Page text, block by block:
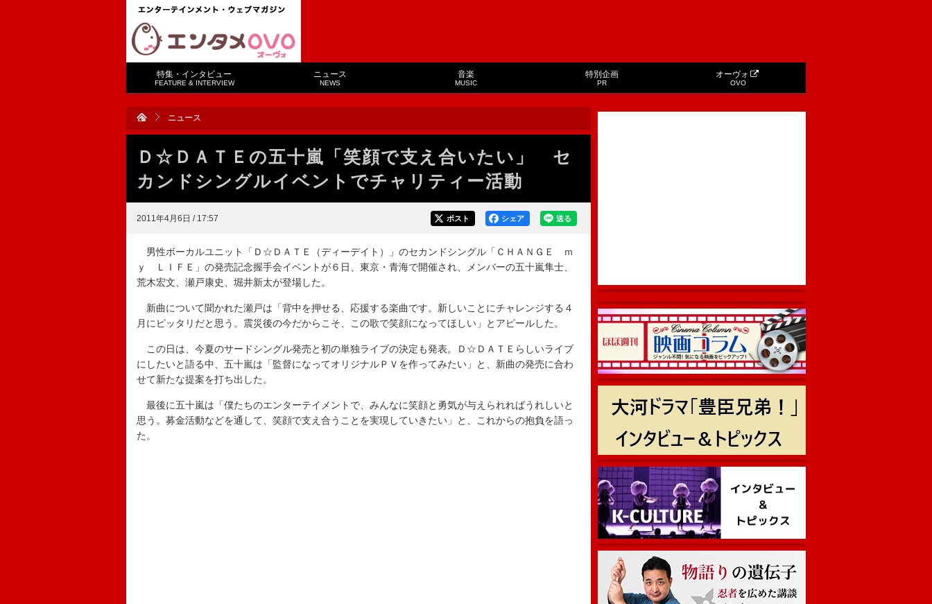
特集・インタビュー
FEATURE & INTERVIEW
ニュース
NEWS
音楽
MUSIC
特別企画
PR
オーヴォ
OVO
ニュース
Ｄ☆ＤＡＴＥの五十嵐「笑顔で支え合いたい」 セ
カンドシングルイベントでチャリティー活動
2011年4月6日 / 17:57 送る
シェア
ポスト
男性ボーカルユニット「Ｄ☆ＤＡＴＥ（ディーデイト）」のセカンドシングル「ＣＨＡＮＧＥ ｍ
ｙ ＬＩＦＥ」の発売記念握手会イベントが６日、東京・青海で開催され、メンバーの五十嵐隼士、
荒木宏文、瀬戸康史、堀井新太が登場した。
新曲について聞かれた瀬戸は「背中を押せる、応援する楽曲です。新しいことにチャレンジする４
月にピッタリだと思う。震災後の今だからこそ、この歌で笑顔になってほしい」とアピールした。
この日は、今夏のサードシングル発売と初の単独ライブの決定も発表。Ｄ☆ＤＡＴＥらしいライブ
にしたいと語る中、五十嵐は「監督になってオリジナルＰＶを作ってみたい」と、新曲の発売に合わ
せて新たな提案を打ち出した。
最後に五十嵐は「僕たちのエンターテイメントで、みんなに笑顔と勇気が与えられればうれしいと
思う。募金活動などを通して、笑顔で支え合うことを実現していきたい」と、これからの抱負を語っ
た。